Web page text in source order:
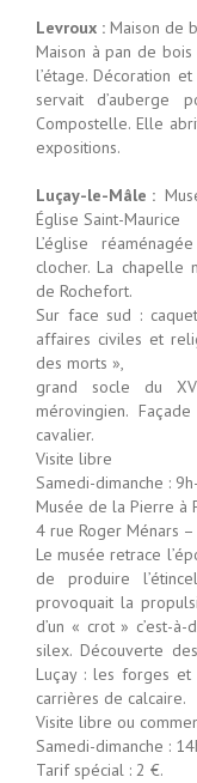
Levroux : Maison de
Maison à pan de
l’étage. Décoration
servait d’auberge
Compostelle. Elle
expositions.
Luçay-le-Mâle :
Église Saint-Maurice
L’église
clocher. La chapelle
de Rochefort.
Sur face sud :
affaires civiles et
des morts »,
grand socle du
mérovingien.
cavalier.
Visite libre
Samedi-dimanche :
Musée de la Pierre à
4 rue Roger Ménars
Le musée retrace
de produire
provoquait la
d’un « crot » c’est-
silex. Découverte
Luçay : les forges et
carrières de calcaire.
Visite libre ou
Samedi-dimanche :
Tarif spécial : 2 €.